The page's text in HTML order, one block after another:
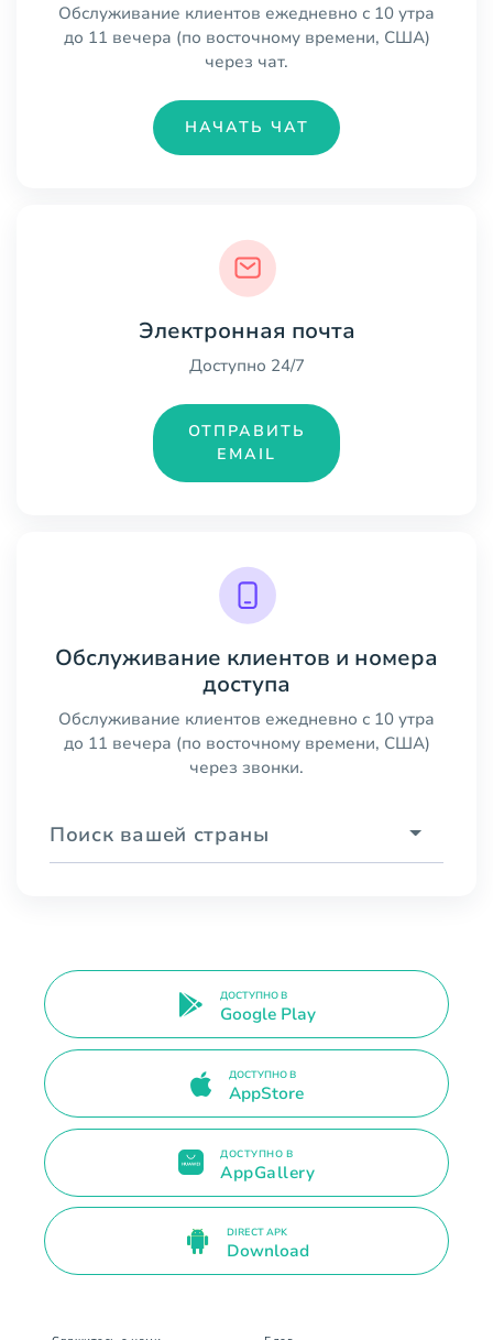
Обслуживание клиентов ежедневно с 10 утра
до 11 вечера (по восточному времени, США)
через чат.
НАЧАТЬ ЧАТ
Электронная почта
Доступно 24/7
ОТПРАВИТЬ
EMAIL
Обслуживание клиентов и номера
доступа
Обслуживание клиентов ежедневно с 10 утра
до 11 вечера (по восточному времени, США)
через звонки.
Поиск вашей страны
ДОСТУПНО В
Google Play
ДОСТУПНО В
AppStore
ДОСТУПНО В
AppGallery
DIRECT APK
Download